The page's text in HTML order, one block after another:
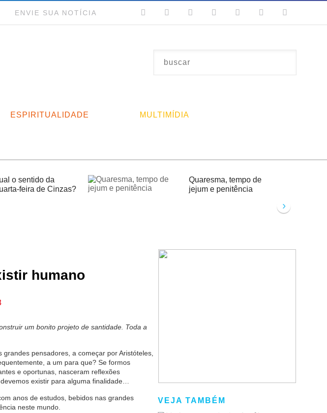
ENVIE SUA NOTÍCIA
ESPIRITUALIDADE MULTIMÍDIA
o sentido da
feira de Cinzas?
Quaresma, tempo de
jejum e penitência
›
humano
um bonito projeto de santidade. Toda a
pensadores, a começar por Aristóteles,
a um para que? Se formos
e oportunas, nasceram reflexões
existir para alguma finalidade…
anos de estudos, bebidos nas grandes
neste mundo.
VEJA TAMBÉM